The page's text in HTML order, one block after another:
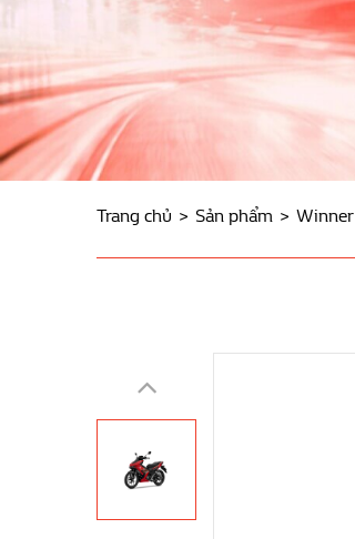
Trang chủ Sản phẩm Winner